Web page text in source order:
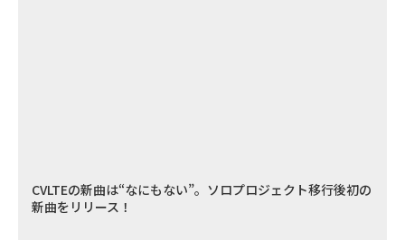
CVLTEの新曲は“なにもない”。ソロプロジェクト移行後初の
新曲をリリース！